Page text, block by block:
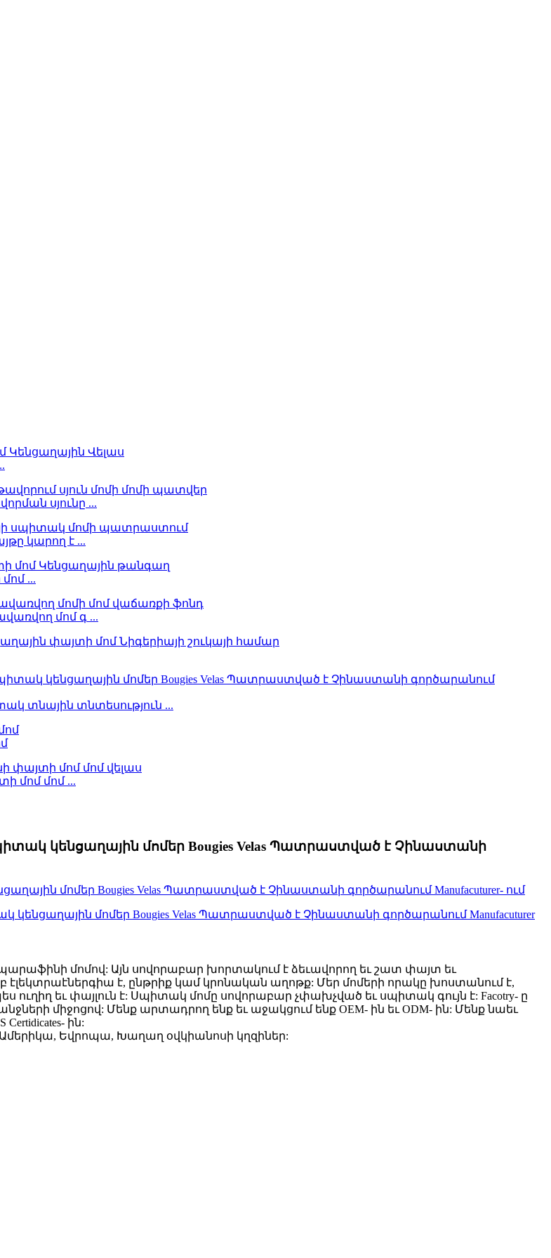
սյունը ...
կարող է ...
...
մոմ գ ...
տնային տնտեսություն ...
մոմ մոմ ...
կենցաղային մոմեր Bougies Velas Պատրաստված է Չինաստանի
մոմով: Այն սովորաբար խորտակում է ձեւավորող եւ շատ փայտ եւ
էլեկտրաէներգիա է, ընթրիք կամ կրոնական աղոթք: Մեր մոմերի որակը խոստանում է,
ուղիղ եւ փայլուն է: Սպիտակ մոմը սովորաբար չփախչված եւ սպիտակ գույն է: Facotry- ը
միջոցով: Մենք արտադրող ենք եւ աջակցում ենք OEM- ին եւ ODM- ին: Մենք նաեւ
ին:
Եվրոպա, Խաղաղ օվկիանոսի կղզիներ: